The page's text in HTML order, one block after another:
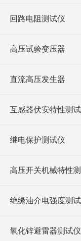
回路电阻测试仪
高压试验变压器
直流高压发生器
互感器伏安特性测
继电保护测试仪
高压开关机械特性
绝缘油介电强度测
氧化锌避雷器测试仪